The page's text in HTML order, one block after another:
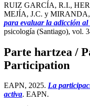
RUIZ GARCÍA, R.I.,
MEJÍA, J.C. y MIRANDA,
para evaluar la adicción al
psicología (Santiago), vol.
Parte hartzea /
Participation
EAPN, 2025. La
activa. EAPN.